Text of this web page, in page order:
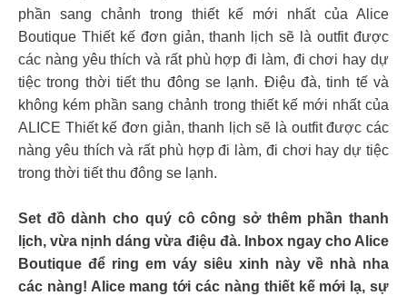
phần sang chảnh trong thiết kế mới nhất của Alice
Boutique Thiết kế đơn giản, thanh lịch sẽ là outfit được
các nàng yêu thích và rất phù hợp đi làm, đi chơi hay dự
tiệc trong thời tiết thu đông se lạnh. Điệu đà, tinh tế và
không kém phần sang chảnh trong thiết kế mới nhất của
ALICE Thiết kế đơn giản, thanh lịch sẽ là outfit được các
nàng yêu thích và rất phù hợp đi làm, đi chơi hay dự tiệc
trong thời tiết thu đông se lạnh.
Set đồ dành cho quý cô công sở thêm phần thanh
lịch, vừa nịnh dáng vừa điệu đà. Inbox ngay cho Alice
Boutique để ring em váy siêu xinh này về nhà nha
các nàng! Alice mang tới các nàng thiết kế mới lạ, sự